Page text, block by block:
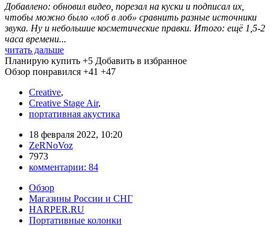
Добавлено: обновил видео, порезал на куски и подписал их,
чтобы можно было «лоб в лоб» сравнить разные источники
звука. Ну и небольшие косметические правки. Итого: ещё 1,5-2
часа времени...
читать дальше
Планирую купить +5 Добавить в избранное
Обзор понравился +41 +47
Creative,
Creative Stage Air,
портативная акустика
18 февраля 2022, 10:20
ZeRNoVoz
7973
комментарии: 84
Обзор
Магазины России и СНГ
HARPER.RU
Портативные колонки